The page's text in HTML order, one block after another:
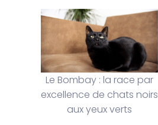
Le Bombay : la race par
excellence de chats noirs
aux yeux verts